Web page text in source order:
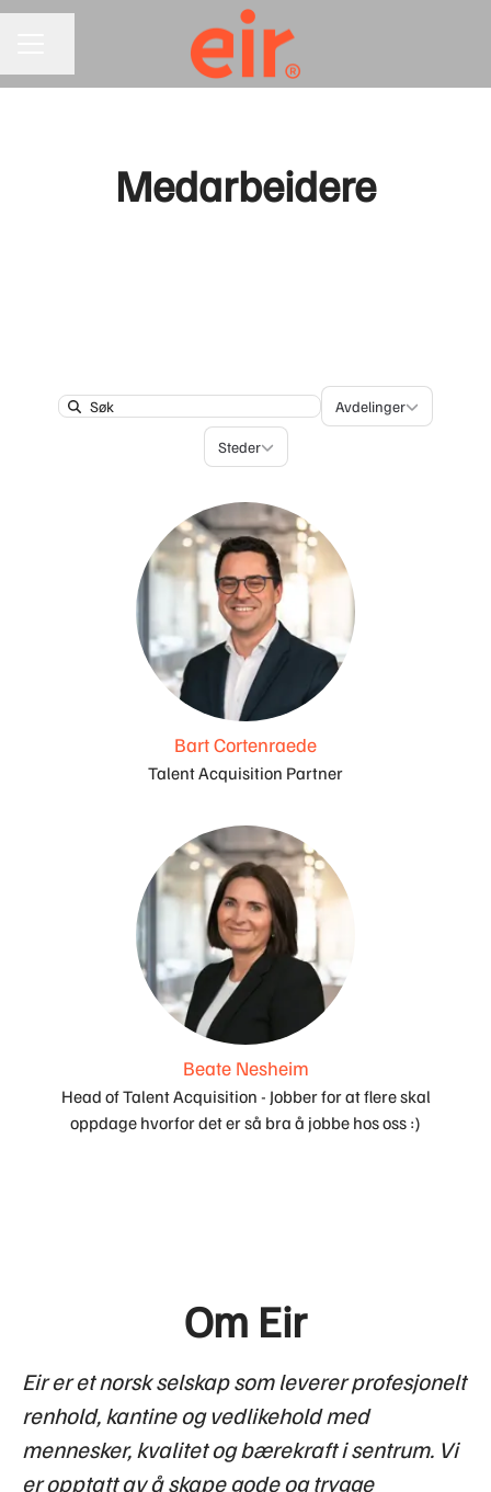
Medarbeidere
Search
Avdelinger
Avdelinger
Steder
Steder
Bart Cortenraede
Talent Acquisition Partner
Beate Nesheim
Head of Talent Acquisition - Jobber for at flere skal
oppdage hvorfor det er så bra å jobbe hos oss :)
Om Eir
Eir er et norsk selskap som leverer profesjonelt
renhold, kantine og vedlikehold med
mennesker, kvalitet og bærekraft i sentrum. Vi
er opptatt av å skape gode og trygge